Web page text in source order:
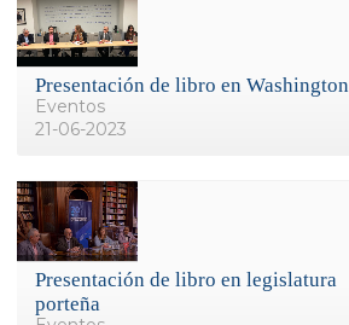
Presentación de libro en
Eventos
21-06-2023
Presentación de libro en legislatura
porteña